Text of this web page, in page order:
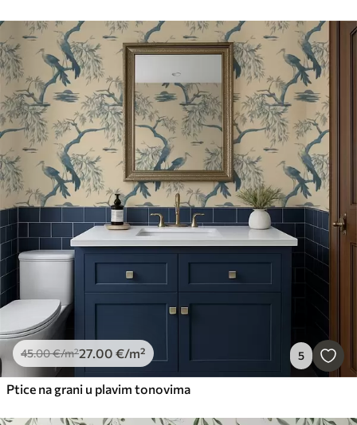
45.00€/m²27.00 €/m² 5
Ptice na grani u plavim tonovima